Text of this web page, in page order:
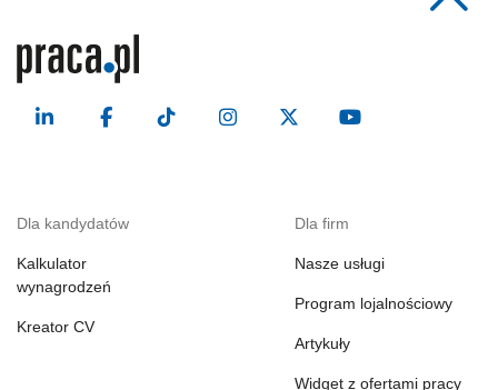
Dla kandydatów
Kalkulator
wynagrodzeń
Kreator CV
Dla firm
Nasze usługi
Program lojalnościowy
Artykuły
Widget z ofertami pracy